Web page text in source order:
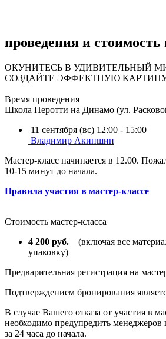
проведения и стоимость
ОКУНИТЕСЬ В УДИВИТЕЛЬНЫЙ
СОЗДАЙТЕ ЭФФЕКТНУЮ
Время проведения
Школа Перотти на Динамо (ул.
11 сентября (вс) 12:00 - 15:00
Владимир Акиншин
Мастер-класс начинается в 12.00.
10-15 минут до начала.
Правила участия в мастер-классе
Стоимость мастер-класса
4 200 руб.
(включая все
упаковку)
Предварительная регистрация на
Подтверждением бронирования
В случае Вашего отказа от участия в
необходимо предупредить
за 24 часа до начала.